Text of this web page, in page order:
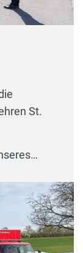
St.